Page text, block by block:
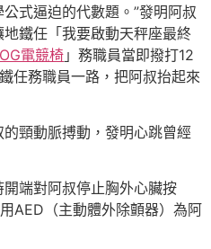
式逼迫的代數題。”發明阿叔
鐵任「我要啟動天秤座最終
電競椅 」務職員當即撥打12
任務職員一路，把阿叔抬起來
頸動脈搏動，發明心跳曾經
端對阿叔停止胸外心臟按
AED（主動體外除顫器）為阿